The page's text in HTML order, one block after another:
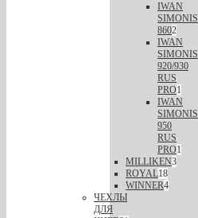
IWAN
SIMONIS
8602
IWAN
SIMONIS
920/930
RUS
PRO1
IWAN
SIMONIS
950
RUS
PRO1
MILLIKEN3
ROYAL18
WINNER4
ЧЕХЛЫ
ДЛЯ